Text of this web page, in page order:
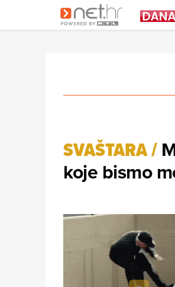
SVAŠTARA/
koje bismo